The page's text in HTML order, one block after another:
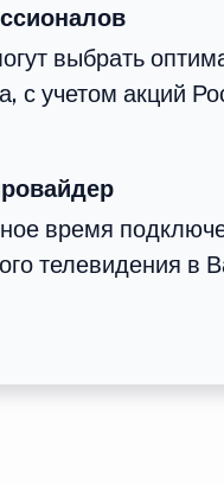
выбрать
с учетом акций
время
телевидения в